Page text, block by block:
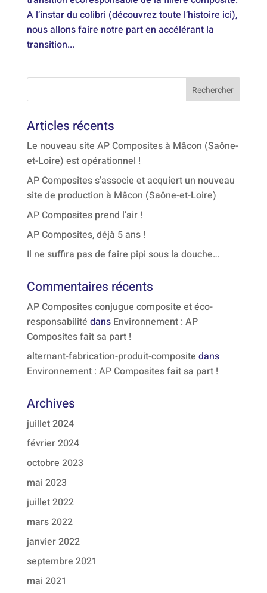
A l’instar du colibri (découvrez toute l’histoire ici),
nous allons faire notre part en accélérant la
transition...
Articles récents
Le nouveau site AP Composites à Mâcon (Saône-
et-Loire) est opérationnel !
AP Composites s’associe et acquiert un nouveau
site de production à Mâcon (Saône-et-Loire)
AP Composites prend l’air !
AP Composites, déjà 5 ans !
Il ne suffira pas de faire pipi sous la douche…
Commentaires récents
AP Composites conjugue composite et éco-
responsabilité dans Environnement : AP
Composites fait sa part !
alternant-fabrication-produit-composite dans
Environnement : AP Composites fait sa part !
Archives
juillet 2024
février 2024
octobre 2023
mai 2023
juillet 2022
mars 2022
janvier 2022
septembre 2021
mai 2021